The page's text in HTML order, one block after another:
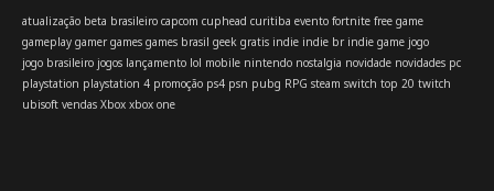
atualização beta brasileiro capcom cuphead curitiba evento fortnite free game
gameplay gamer games games brasil geek gratis indie indie br indie game jogo
jogo brasileiro jogos lançamento lol mobile nintendo nostalgia novidade novidades pc
playstation playstation 4 promoção ps4 psn pubg RPG steam switch top 20 twitch
ubisoft vendas Xbox xbox one